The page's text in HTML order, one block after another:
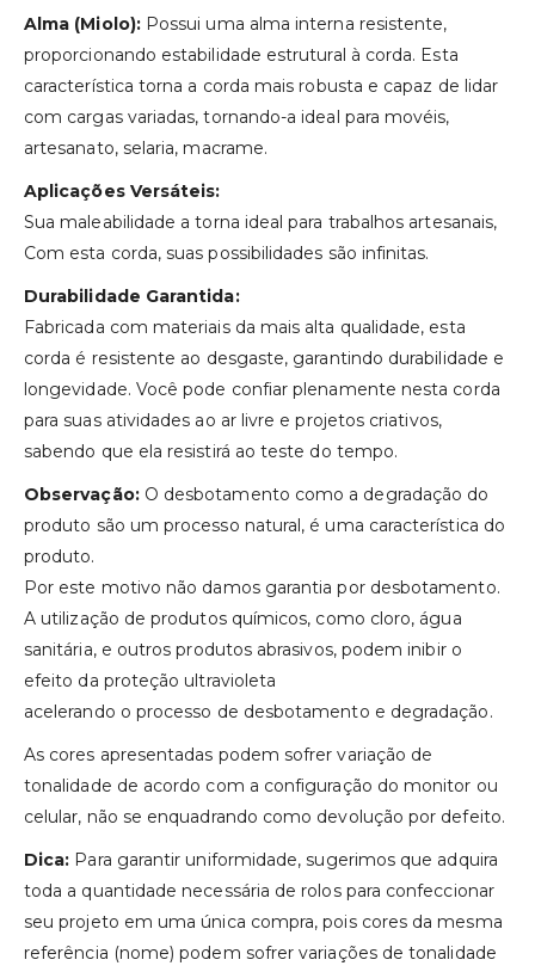
Alma (Miolo):Possui uma alma interna resistente,
proporcionando estabilidade estrutural à corda. Esta
característica torna a corda mais robusta e capaz de lidar
com cargas variadas, tornando-a ideal para movéis,
artesanato, selaria, macrame.
Aplicações Versáteis:
Sua maleabilidade a torna ideal para trabalhos artesanais,
Com esta corda, suas possibilidades são infinitas.
Durabilidade Garantida:
Fabricada com materiais da mais alta qualidade, esta
corda é resistente ao desgaste, garantindo durabilidade e
longevidade. Você pode confiar plenamente nesta corda
para suas atividades ao ar livre e projetos criativos,
sabendo que ela resistirá ao teste do tempo.
Observação:O desbotamento como a degradação do
produto são um processo natural, é uma característica do
produto.
Por este motivo não damos garantia por desbotamento.
A utilização de produtos químicos, como cloro, água
sanitária, e outros produtos abrasivos, podem inibir o
efeito da proteção ultravioleta
acelerando o processo de desbotamento e degradação.
As cores apresentadas podem sofrer variação de
tonalidade de acordo com a configuração do monitor ou
celular, não se enquadrando como devolução por defeito.
Dica: Para garantir uniformidade, sugerimos que adquira
toda a quantidade necessária de rolos para confeccionar
seu projeto em uma única compra, pois cores da mesma
referência (nome) podem sofrer variações de tonalidade